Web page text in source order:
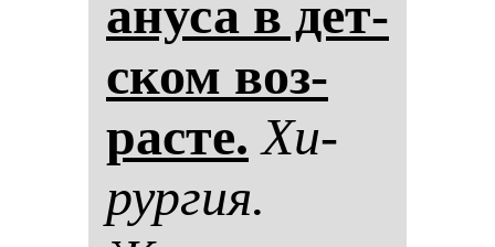
ану­са в дет­
ском воз­
рас­те. Хи­
рур­гия.